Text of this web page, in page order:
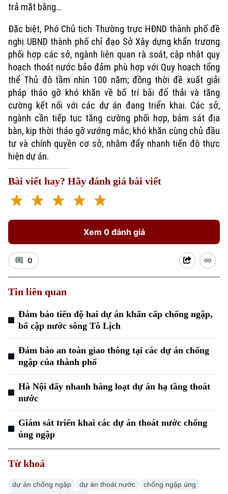
Chuyên mục
Thời sự
Hà Nội
Hà Nội
Thế giới
trả mặt bằng…
Đặc biệt, Phó Chủ tịch Thường trực HĐND thành phố đề
nghị UBND thành phố chỉ đạo Sở Xây dựng khẩn trương
phối hợp các sở, ngành liên quan rà soát, cập nhật quy
hoạch thoát nước bảo đảm phù hợp với Quy hoạch tổng
thể Thủ đô tầm nhìn 100 năm; đồng thời đề xuất giải
pháp tháo gỡ khó khăn về bố trí bãi đổ thải và tăng
cường kết nối với các dự án đang triển khai. Các sở,
ngành cần tiếp tục tăng cường phối hợp, bám sát địa
bàn, kịp thời tháo gỡ vướng mắc, khó khăn cùng chủ đầu
tư và chính quyền cơ sở, nhằm đẩy nhanh tiến độ thực
hiện dự án.
Bài viết hay? Hãy đánh giá bài viết
Xem 0 đánh giá
0
Tin liên quan
Đảm bảo tiến độ hai dự án khẩn cấp chống ngập,
bổ cập nước sông Tô Lịch
Đảm bảo an toàn giao thông tại các dự án chống
ngập của thành phố
Hà Nội đẩy nhanh hàng loạt dự án hạ tầng thoát
nước
Giám sát triển khai các dự án thoát nước chống
úng ngập
Từ khoá
dự án chống ngập dự án thoát nước
chống ngập úng